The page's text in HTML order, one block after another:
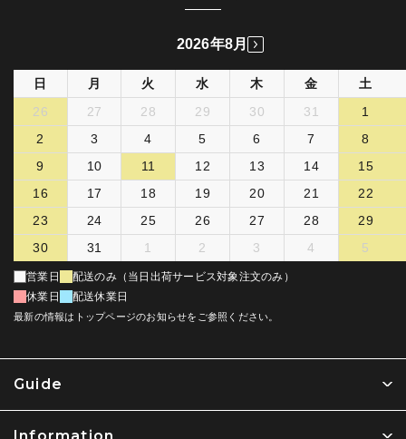
Guide
Information
2026年8月
日 月 火 水 木 金
土
26
27 28 29 30 31
1
2
3 4 5 6 7
8
9
10 11 12 13 14
15
16
17 18 19 20 21
22
23
24 25 26 27 28
29
30
31 1 2 3 4 5
営業日
配送のみ（当日出荷サービス対象注文のみ）
休業日
配送休業日
最新の情報はトップページのお知らせをご参照ください。